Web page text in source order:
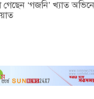
গেছেন ‘গজনি’ খ্যাত